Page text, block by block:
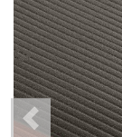
Previous